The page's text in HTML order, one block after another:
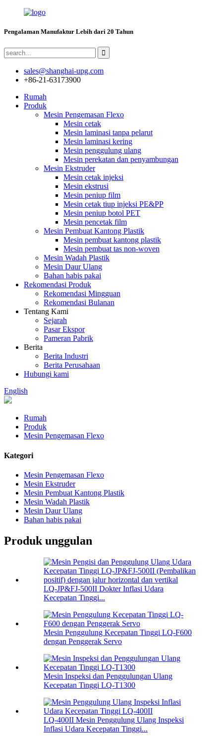
Pengalaman Manufaktur Lebih dari 20 Tahun
sales@shanghai-upg.com
+86-21-63173900
Rumah
Produk
Mesin Pengemasan Flexo
Mesin cetak
Mesin laminasi tanpa pelarut
Mesin laminasi kering
Mesin penggulung ulang
Mesin perekatan dan penyambungan
Mesin Ekstruder
Mesin cetak injeksi
Mesin ekstrusi
Mesin peniup film
Mesin cetak tiup injeksi PE&PP
Mesin peniup botol PET
Mesin pencetak film
Mesin Pembuat Kantong Plastik
Mesin pembuat kantong plastik
Mesin pembuat tas non-woven
Mesin Wadah Plastik
Mesin Daur Ulang
Bahan habis pakai
Rekomendasi Produk
Rekomendasi Mingguan
Rekomendasi Bulanan
Tentang Kami
Sejarah
Pasar Ekspor
Pameran Pabrik
Berita
Berita Industri
Berita Perusahaan
Hubungi kami
English
Rumah
Produk
Mesin Pengemasan Flexo
Kategori
Mesin Pengemasan Flexo
Mesin Ekstruder
Mesin Pembuat Kantong Plastik
Mesin Wadah Plastik
Mesin Daur Ulang
Bahan habis pakai
Produk unggulan
LQ-JP&FJ-500II Dokter Inflasi Udara
Kecepatan Tinggi...
Mesin Penggulung Kecepatan Tinggi LQ-F600
dengan Penggerak Servo
Mesin Inspeksi dan Penggulungan Ulang
Kecepatan Tinggi LQ-T1300
LQ-400II Mesin Penggulung Ulang Inspeksi
Inflasi Udara Kecepatan Tinggi...